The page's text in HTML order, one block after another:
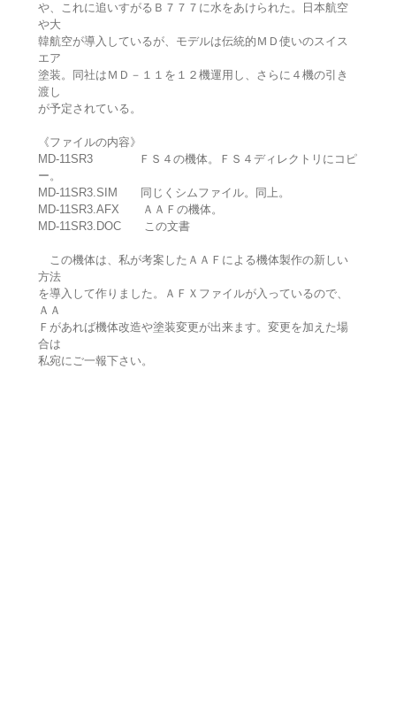
や、これに追いすがるＢ７７７に水をあけられた。日本航空
や大
韓航空が導入しているが、モデルは伝統的ＭＤ使いのスイス
エア
塗装。同社はＭＤ－１１を１２機運用し、さらに４機の引き
渡し
が予定されている。
《ファイルの内容》
MD-11SR3 ＦＳ４の機体。ＦＳ４ディレクトリにコピ
ー。
MD-11SR3.SIM 同じくシムファイル。同上。
MD-11SR3.AFX ＡＡＦの機体。
MD-11SR3.DOC この文書
この機体は、私が考案したＡＡＦによる機体製作の新しい
方法
を導入して作りました。ＡＦＸファイルが入っているので、
ＡＡ
Ｆがあれば機体改造や塗装変更が出来ます。変更を加えた場
合は
私宛にご一報下さい。